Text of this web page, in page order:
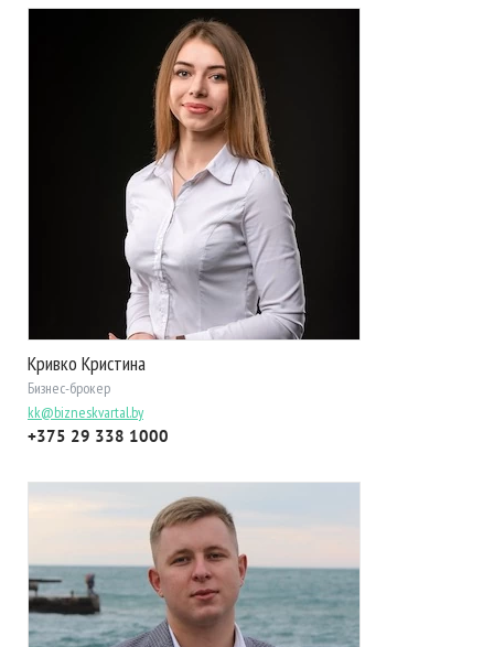
Кривко Кристина
Бизнес-брокер
kk@bizneskvartal.by
+375 29 338 1000